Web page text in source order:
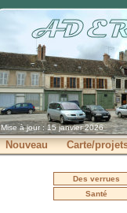
Mise à jour : 15 janvier 2026
Nouveau Carte/
Des verrues
Santé